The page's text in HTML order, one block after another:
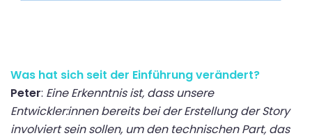
Was hat sich seit der Einführung verändert?
Peter: Eine Erkenntnis ist, dass unsere
Entwickler:innen bereits bei der Erstellung der Story
involviert sein sollen, um den technischen Part, das